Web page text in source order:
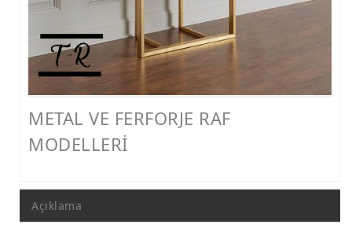
METAL SEHPA VE DRESUAR MODELLERİ
METAL VE FERFORJE RAF
MODELLERİ
Açıklama